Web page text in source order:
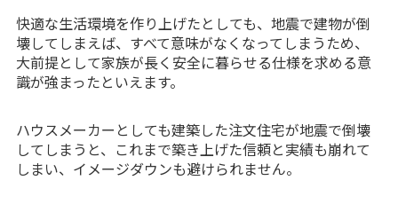
快適な生活環境を作り上げたとしても、地震で建物が倒
壊してしまえば、すべて意味がなくなってしまうため、
大前提として家族が長く安全に暮らせる仕様を求める意
識が強まったといえます。
ハウスメーカーとしても建築した注文住宅が地震で倒壊
してしまうと、これまで築き上げた信頼と実績も崩れて
しまい、イメージダウンも避けられません。